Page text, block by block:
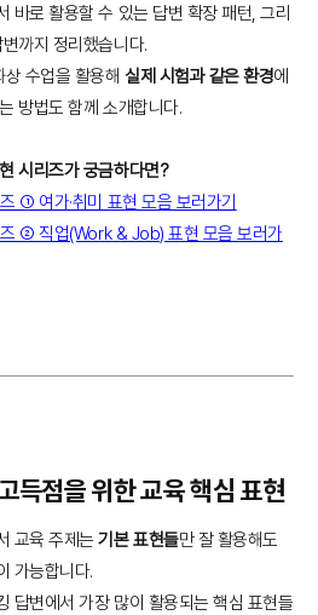
바로 활용할 수 있는 답변 확장 패턴, 그리
까지 정리했습니다.
상 수업을 활용해실제 시험과 같은 환경에
방법도 함께 소개합니다.
시리즈가 궁금하다면?
① 여가·취미 표현 모음 보러가기
② 직업(Work & Job) 표현 모음 보러가
득점을 위한 교육 핵심 표현
교육 주제는기본 표현들만 잘 활용해도
가능합니다.
답변에서 가장 많이 활용되는 핵심 표현들